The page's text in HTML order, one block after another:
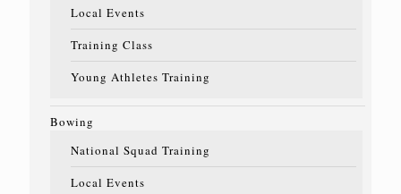
Local Events
Training Class
Young Athletes Training
Bowing
National Squad Training
Local Events